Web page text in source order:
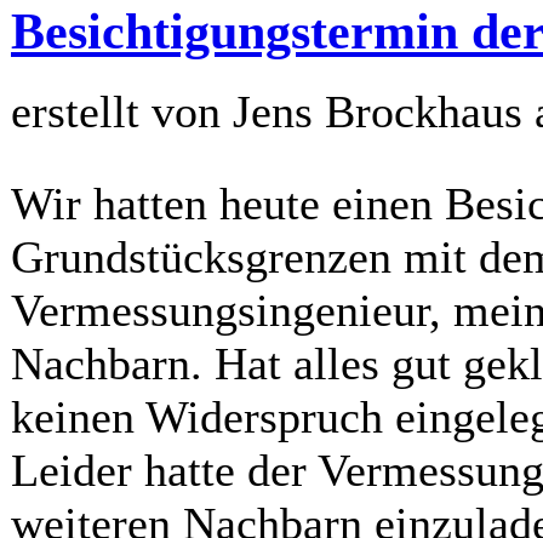
Besichtigungstermin
erstellt von Jens Brockhaus
Wir hatten heute einen
Grundstücksgrenzen mit
Vermessungsingenieur,
Nachbarn. Hat alles gut
keinen Widerspruch
Leider hatte der
weiteren Nachbarn